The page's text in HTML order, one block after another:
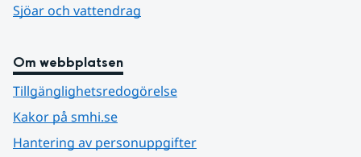
Sjöar och vattendrag
Om webbplatsen
Tillgänglighetsredogörelse
Kakor på smhi.se
Hantering av personuppgifter